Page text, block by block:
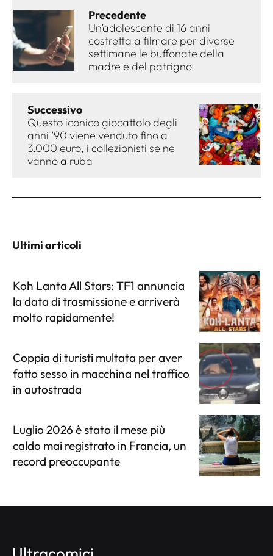
Precedente
Un’adolescente di 16 anni
costretta a filmare per diverse
settimane le buffonate della
madre e del patrigno
Successivo
Questo iconico giocattolo degli
anni ’90 viene venduto fino a
3.000 euro, i collezionisti se ne
vanno a ruba
Ultimi articoli
Koh Lanta All Stars: TF1 annuncia
la data di trasmissione e arriverà
molto rapidamente!
Coppia di turisti multata per aver
fatto sesso in macchina nel traffico
in autostrada
Luglio 2026 è stato il mese più
caldo mai registrato in Francia, un
record preoccupante